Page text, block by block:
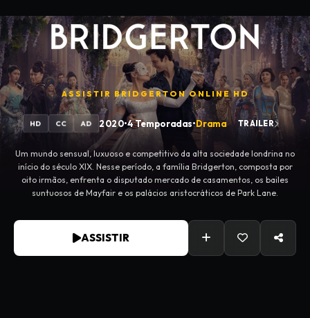
ASSISTIR BRIDGERTON ONLINE HD
HD CC AD 2020•4 Temporadas•Drama TRAILER
Um mundo sensual, luxuoso e competitivo da alta sociedade londrina no
início do século XIX. Nesse período, a família Bridgerton, composta por
oito irmãos, enfrenta o disputado mercado de casamentos, os bailes
suntuosos de Mayfair e os palácios aristocráticos de Park Lane.
ASSISTIR